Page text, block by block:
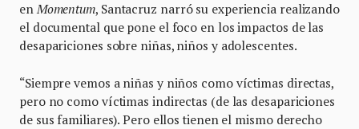
enMomentum, Santacruz narró su experiencia realizando
el documental que pone el foco en los impactos de las
desapariciones sobre niñas, niños y adolescentes.
“Siempre vemos a niñas y niños como víctimas directas,
pero no como víctimas indirectas (de las desapariciones
de sus familiares). Pero ellos tienen el mismo derecho